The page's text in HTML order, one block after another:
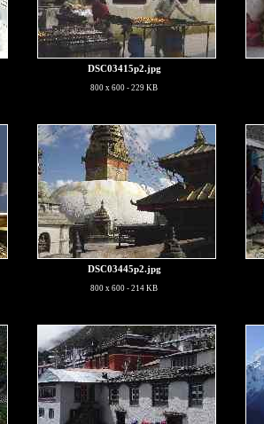
DSC03415p2.jpg
800 x 600 - 229 KB
DSC03445p2.jpg
800 x 600 - 214 KB